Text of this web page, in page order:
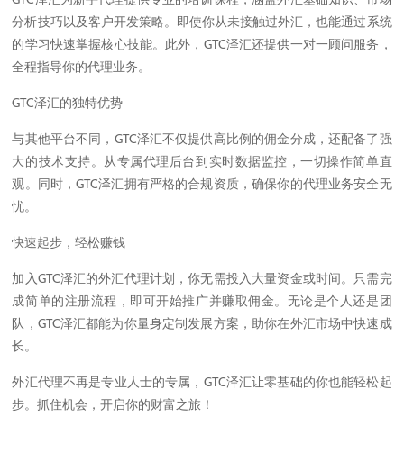
分析技巧以及客户开发策略。即使你从未接触过外汇，也能通过系统
的学习快速掌握核心技能。此外，GTC泽汇还提供一对一顾问服务，
全程指导你的代理业务。
GTC泽汇的独特优势
与其他平台不同，GTC泽汇不仅提供高比例的佣金分成，还配备了强
大的技术支持。从专属代理后台到实时数据监控，一切操作简单直
观。同时，GTC泽汇拥有严格的合规资质，确保你的代理业务安全无
忧。
快速起步，轻松赚钱
加入GTC泽汇的外汇代理计划，你无需投入大量资金或时间。只需完
成简单的注册流程，即可开始推广并赚取佣金。无论是个人还是团
队，GTC泽汇都能为你量身定制发展方案，助你在外汇市场中快速成
长。
外汇代理不再是专业人士的专属，GTC泽汇让零基础的你也能轻松起
步。抓住机会，开启你的财富之旅！